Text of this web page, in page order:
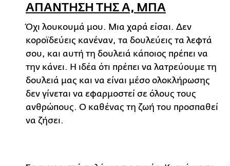
ΑΠΑΝΤΗΣΗ ΤΗΣ Α, ΜΠΑ
Όχι λουκουμά μου. Μια χαρά είσαι. Δεν
κοροϊδεύεις κανέναν, τα δουλεύεις τα λεφτά
σου, και αυτή τη δουλειά κάποιος πρέπει να
την κάνει. Η ιδέα ότι πρέπει να λατρεύουμε τη
δουλειά μας και να είναι μέσο ολοκλήρωσης
δεν γίνεται να εφαρμοστεί σε όλους τους
ανθρώπους. Ο καθένας τη ζωή του προσπαθεί
να ζήσει.